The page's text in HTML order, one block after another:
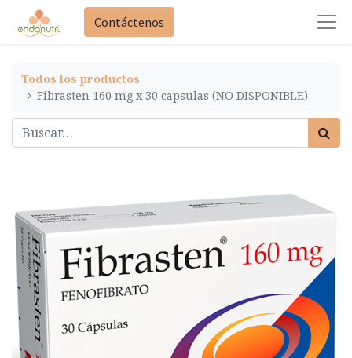
Contáctenos
Todos los productos
Fibrasten 160 mg x 30 capsulas (NO DISPONIBLE)